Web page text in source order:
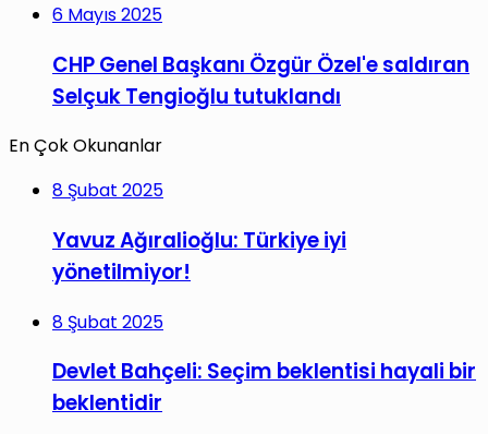
6 Mayıs 2025
CHP Genel Başkanı Özgür Özel'e saldıran
Selçuk Tengioğlu tutuklandı
En Çok Okunanlar
8 Şubat 2025
Yavuz Ağıralioğlu: Türkiye iyi
yönetilmiyor!
8 Şubat 2025
Devlet Bahçeli: Seçim beklentisi hayali bir
beklentidir